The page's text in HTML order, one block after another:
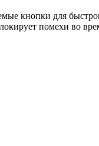
кнопки для
помехи во